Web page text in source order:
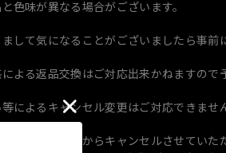
色味が異なる場合がございます。
して気になることがございましたら事前
よる返品交換はご対応出来かねますので
によるキャンセル変更はご対応できませ
新しいご注文からキャンセルさせていた